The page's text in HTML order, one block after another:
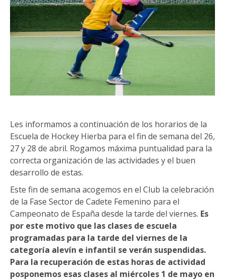
Les informamos a continuación de los horarios de la
Escuela de Hockey Hierba para el fin de semana del 26,
27 y 28 de abril. Rogamos máxima puntualidad para la
correcta organización de las actividades y el buen
desarrollo de estas.
Este fin de semana acogemos en el Club la celebración
de la Fase Sector de Cadete Femenino para el
Campeonato de España desde la tarde del viernes. Es
por este motivo que las clases de escuela
programadas para la tarde del viernes de la
categoría alevín e infantil se verán suspendidas.
Para la recuperación de estas horas de actividad
posponemos esas clases al miércoles 1 de mayo en